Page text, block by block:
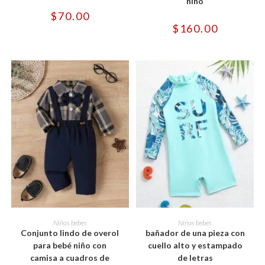
se
pueden
de
producto
$70.00
opciones
elegir
producto
$ 160.00
SELECCIONAR OPCIONES
Este
producto
tiene
múltiples
variantes.
opciones
Niños bebes
Conjunto lindo de overol
para bebé niño con
camisa a cuadros de
SELECCIONAR OPCIONES
Este
producto
tiene
múltiples
variantes.
opciones
Niños bebes
bañador de una pieza con
cuello alto y estampado
de letras